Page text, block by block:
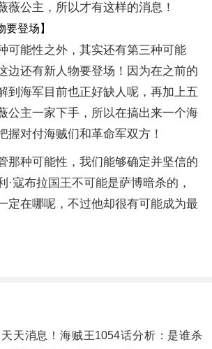
薇公主，所以才有这样的消息！
要登场】
可能性之外，其实还有第三种可能
边还有新人物要登场！因为在之前的
到海军目前也正好缺人呢，再加上五
公主一家下手，所以在搞出来一个海
握对付海贼们和革命军双方！
那种可能性，我们能够确定并坚信的
·寇布拉国王不可能是萨博暗杀的，
定在哪呢，不过他却很有可能成为最
天天消息！海贼王1054话分析：是谁杀